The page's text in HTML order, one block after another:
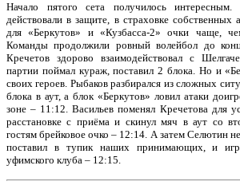
Начало пятого сета получилось
действовали в защите, в страховке собственных
для «Беркутов» и «Кузбасса-2» очки чаще,
Команды продолжили ровный волейбол до
Кречетов здорово взаимодействовал с
партии поймал кураж, поставил 2 блока. Но и
своих героев. Рыбаков разбирался из сложных
блока в аут, а блок «Беркутов» ловил атаки
зоне – 11:12. Васильев поменял Кречетова для
расстановке с приёма и скинул мяч в аут со
гостям брейковое очко – 12:14. А затем Селютин
поставил в тупик наших принимающих, и
уфимского клуба – 12:15.